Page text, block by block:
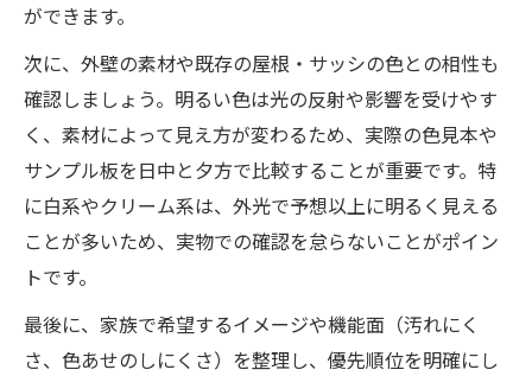
ができます。
次に、外壁の素材や既存の屋根・サッシの色との相性も
確認しましょう。明るい色は光の反射や影響を受けやす
く、素材によって見え方が変わるため、実際の色見本や
サンプル板を日中と夕方で比較することが重要です。特
に白系やクリーム系は、外光で予想以上に明るく見える
ことが多いため、実物での確認を怠らないことがポイン
トです。
最後に、家族で希望するイメージや機能面（汚れにく
さ、色あせのしにくさ）を整理し、優先順位を明確にし